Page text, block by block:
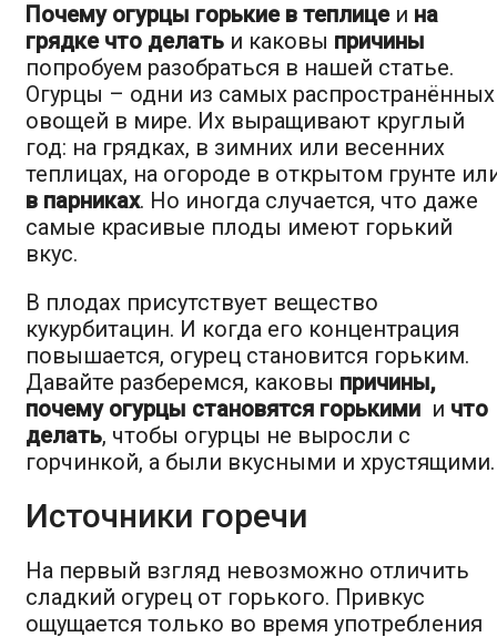
Почему огурцы горькие в теплицеи на
грядке что делать и каковы причины
попробуем разобраться в нашей статье.
Огурцы – одни из самых распространённых
овощей в мире. Их выращивают круглый
год: на грядках, в зимних или весенних
теплицах, на огороде в открытом грунте
в парниках. Но иногда случается, что даже
самые красивые плоды имеют горький
вкус.
В плодах присутствует вещество
кукурбитацин. И когда его концентрация
повышается, огурец становится горьким.
Давайте разберемся, каковы причины,
почему огурцы становятся горькими и что
делать, чтобы огурцы не выросли с
горчинкой, а были вкусными и хрустящими.
Источники горечи
На первый взгляд невозможно отличить
сладкий огурец от горького. Привкус
ощущается только во время употребления